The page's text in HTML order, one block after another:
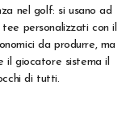
nel golf: si usano ad
personalizzati con il
da produrre, ma
il giocatore sistema il
di tutti.